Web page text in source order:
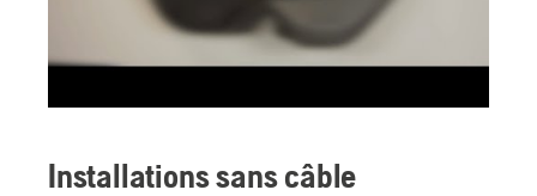
Installations sans câble